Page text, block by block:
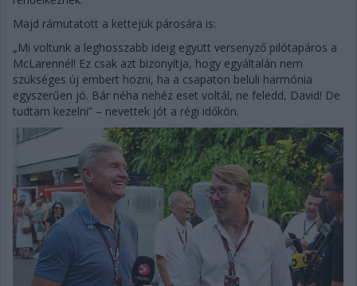
Majd rámutatott a kettejük párosára is:
„Mi voltunk a leghosszabb ideig együtt versenyző pilótapáros a
McLarennél! Ez csak azt bizonyítja, hogy egyáltalán nem
szükséges új embert hozni, ha a csapaton belüli harmónia
egyszerűen jó. Bár néha nehéz eset voltál, ne feledd, David! De
tudtam kezelni” – nevettek jót a régi időkön.